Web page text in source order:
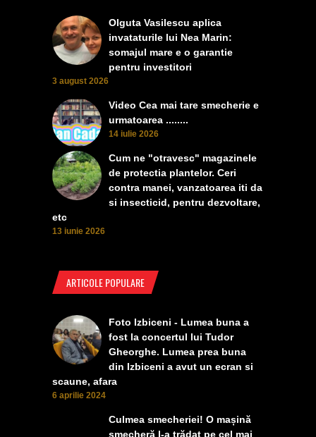
Olguta Vasilescu aplica
invataturile lui Nea Marin:
somajul mare e o garantie
pentru investitori
3 august 2026
Video Cea mai tare smecherie e
urmatoarea ........
14 iulie 2026
Cum ne "otravesc" magazinele
de protectia plantelor. Ceri
contra manei, vanzatoarea iti da
si insecticid, pentru dezvoltare,
etc
13 iunie 2026
ARTICOLE POPULARE
Foto Izbiceni - Lumea buna a
fost la concertul lui Tudor
Gheorghe. Lumea prea buna
din Izbiceni a avut un ecran si
scaune, afara
6 aprilie 2024
Culmea smecheriei! O mașină
șmecheră l-a trădat pe cel mai